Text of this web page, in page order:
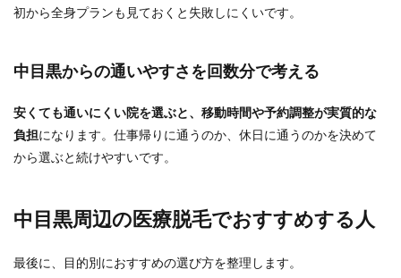
初から全身プランも見ておくと失敗しにくいです。
中目黒からの通いやすさを回数分で考える
安くても通いにくい院を選ぶと、移動時間や予約調整が実質的な
負担になります。仕事帰りに通うのか、休日に通うのかを決めて
から選ぶと続けやすいです。
中目黒周辺の医療脱毛でおすすめする人
最後に、目的別におすすめの選び方を整理します。